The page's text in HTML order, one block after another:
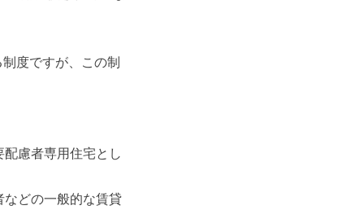
度ですが、この制
慮者専用住宅とし
どの一般的な賃貸